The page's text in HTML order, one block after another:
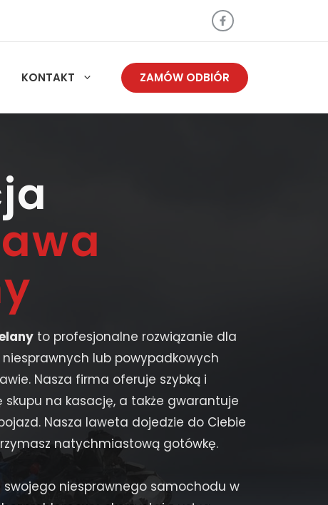
KONTAKT ZAMÓW ODBIÓR
to profesjonalne rozwiązanie dla
lub powypadkowych
Nasza firma oferuje szybką i
skupu na kasację, a także gwarantuje
Nasza laweta dojedzie do Ciebie
natychmiastową gotówkę.
swojego niesprawnego samochodu w